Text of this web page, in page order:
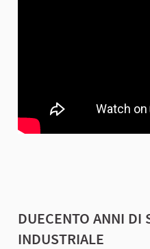
DUECENTO ANNI DI
INDUSTRIALE